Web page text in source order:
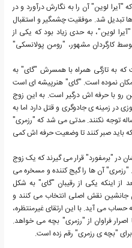
لوین" آن را به نگارش درآورد و در
تبدیل شد. موفقیت چشمگیر و استقبال
لوین"، به حدی زیاد بود که یکی از
کارگردان مشهور، "رومن پولانسکی"
به تازگی همراه با همسرش "گای" به
مکان نموده است. "گای" هنرپیشه ای است
رو با حرفه اش درگیر است. به این زوج
در زمینه ی جادوگری و قتل دارد اما به
توجه نکنند. مدتی می شد که "رزمری"
باید صبر کنند تا وضعیت حرفه اش کمی
در "برمفورد" قرار می گیرند که یک زوج
"رزمری" آن ها را گیج کننده و مسخره می
از اینکه یکی از رقیبان "گای" به شکل
جانشین نقش اصلی انتخاب می کنند و
می آید. با این ارتقای غیرمنتظره،
اصرار فراوان از "رزمری" بچه می خواهد.
"بچه ی رزمری" رقم زده است.